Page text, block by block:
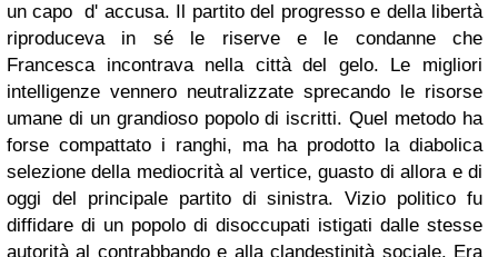
un capo d' accusa. Il partito del progresso e della libertà
riproduceva in séle riserve e le condanne che
Francesca incontrava nella città del gelo.
Le migliori
intelligenze vennero neutralizzate sprecando le risorse
umane di un grandioso popolo di iscritti. Quel metodo ha
forse compattato i ranghi, ma ha prodotto la diabolica
selezione della mediocrità al vertice, guasto di allora e di
oggi del principale partito di sinistra. Vizio politico fu
diffidare di un popolo di disoccupati istigati dalle stesse
autorità al contrabbando e alla clandestinità sociale. Era